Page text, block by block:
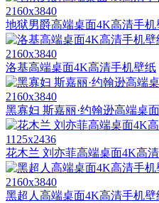
2160x3840
地狱男爵高端桌面4K高清手机
2160x3840
洛基高端桌面4K高清手机壁纸
2160x3840
黑寡妇 斯嘉丽·约翰逊高端桌
1125x2436
花木兰 刘亦菲高端桌面4K高
2160x3840
黑超人高端桌面4K高清手机壁